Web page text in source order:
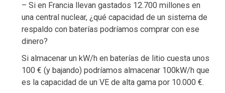
– Si en Francia llevan gastados 12.700 millones en
una central nuclear, ¿qué capacidad de un sistema de
respaldo con baterías podríamos comprar con ese
dinero?
Si almacenar un kW/h en baterías de litio cuesta unos
100 € (y bajando) podríamos almacenar 100kW/h que
es la capacidad de un VE de alta gama por 10.000 €.